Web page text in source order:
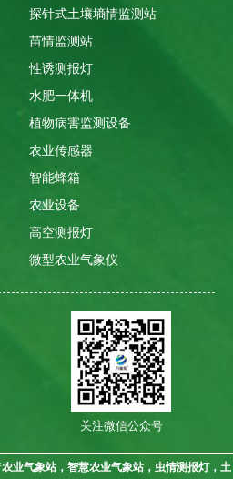
探针式土壤墒情监测站
苗情监测站
性诱测报灯
水肥一体机
植物病害监测设备
农业传感器
智能蜂箱
农业设备
高空测报灯
微型农业气象仪
关注微信公众号
农业气象站，智慧农业气象站，虫情测报灯，土